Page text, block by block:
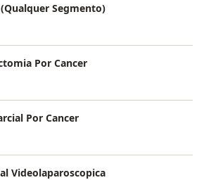
Segmento)
Por Cancer
Por Cancer
Videolaparoscopica